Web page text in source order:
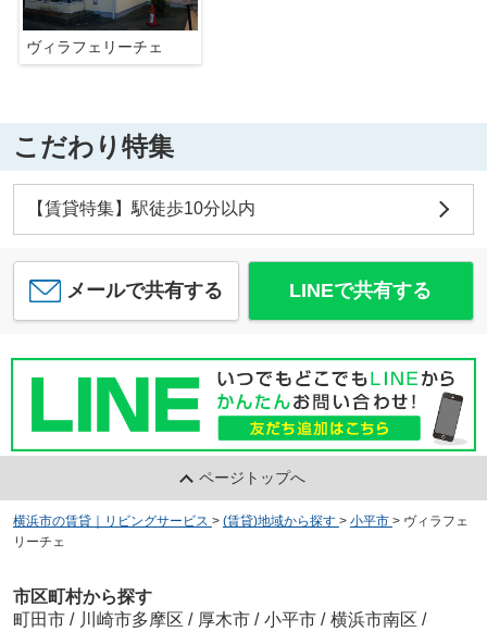
ヴィラフェリーチェ
こだわり特集
【賃貸特集】駅徒歩10分以内
メールで共有する LINEで共有する
ページトップへ
横浜市の賃貸｜リビングサービス > (賃貸)地域から探す > 小平市 > ヴィラフェ
リーチェ
市区町村から探す
町田市 / 川崎市多摩区 / 厚木市 / 小平市 / 横浜市南区 /